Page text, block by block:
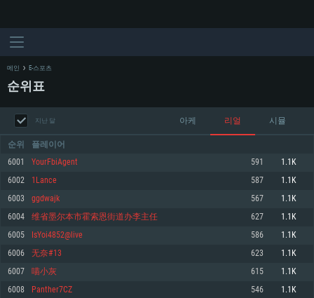
최소사양
운영체제: Windows 10 (64 bit)
최소사양
운영체제: Mac OS Big Sur 11.0
최소사양
운영체제: 64bit Linux 중 최신 버전
메인 E-스포츠
순위표
지난 달 아케 리얼 시뮬
순위 플레이어
6001 YourFbiAgent 591 1.1K
6002 1Lance 587 1.1K
6003 ggdwajk 567 1.1K
6004 维省墨尔本市霍索恩街道办李主任 627 1.1K
6005 IsYoi4852@live 586 1.1K
6006 无奈#13 623 1.1K
6007 喵小灰 615 1.1K
6008 Panther7CZ 546 1.1K